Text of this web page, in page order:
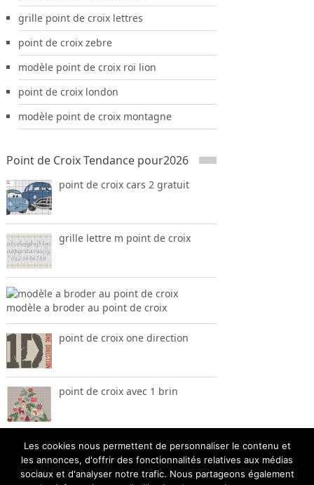
grille point de croix lettres
point de croix zebre
modèle point de croix roi lion
point de croix london
modèle point de croix montagne
Point de Croix Tendance pour2026
point de croix cars 2 gratuit
grille lettre m point de croix
modèle a broder au point de croix
point de croix one direction
point de croix avec 1 brin
Les cookies nous permettent de personnaliser le contenu et
les annonces, d'offrir des fonctionnalités relatives aux médias
sociaux et d'analyser notre trafic. Nous partageons également